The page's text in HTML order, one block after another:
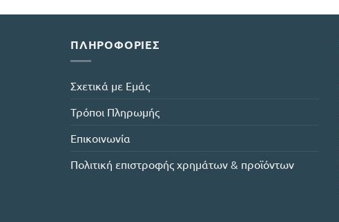
ΠΛΗΡΟΦΟΡΊΕΣ
Σχετικά με Εμάς
Τρόποι Πληρωμής
Επικοινωνία
Πολιτική επιστροφής χρημάτων & προϊόντων